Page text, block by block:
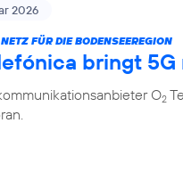
2026
FÜR DIE BODENSEEREGION
bringt
O2